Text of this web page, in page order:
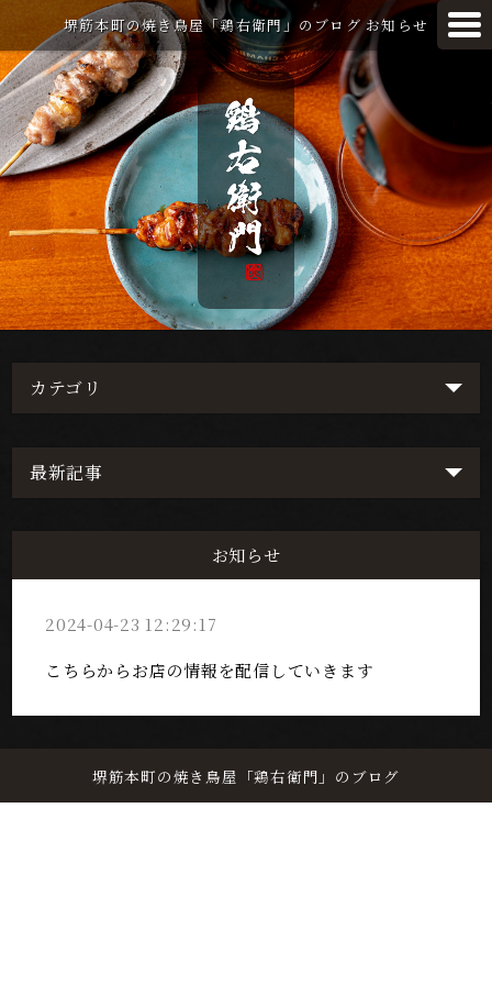
堺筋本町の焼き鳥屋「鶏右衛門」のブログ お知らせ
カテゴリ
最新記事
お知らせ
2024-04-23 12:29:17
こちらからお店の情報を配信していきます
堺筋本町の焼き鳥屋「鶏右衛門」のブログ